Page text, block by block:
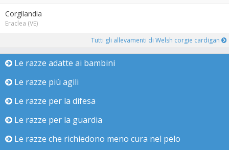
Corgilandia
Eraclea (VE)
Tutti gli allevamenti di Welsh corgie cardigan
Le razze adatte ai bambini
Le razze più agili
Le razze per la difesa
Le razze per la guardia
Le razze che richiedono meno cura nel pelo